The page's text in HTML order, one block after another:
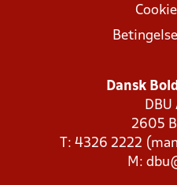
Dansk
DBU
2605
T: 4326 2222
M: